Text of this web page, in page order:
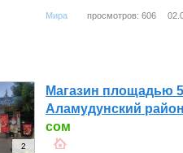
Мира просмотров: 606
2
Магазин площадью
Аламудунский
сом